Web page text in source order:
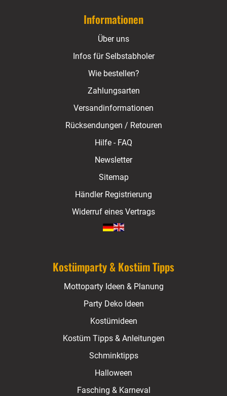
Informationen
Über uns
Infos für Selbstabholer
Wie bestellen?
Zahlungsarten
Versandinformationen
Rücksendungen / Retouren
Hilfe - FAQ
Newsletter
Sitemap
Händler Registrierung
Widerruf eines Vertrags
Kostümparty & Kostüm Tipps
Mottoparty Ideen & Planung
Party Deko Ideen
Kostümideen
Kostüm Tipps & Anleitungen
Schminktipps
Halloween
Fasching & Karneval